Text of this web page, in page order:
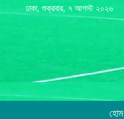
ঢাকা, শুক্রবার, ৭ আগস্ট ২০২৬
হোম